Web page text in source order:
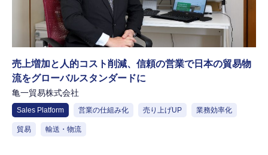
売上増加と人的コスト削減、信頼の営業で日本の貿易物
流をグローバルスタンダードに
亀一貿易株式会社
Sales Platform 営業の仕組み化 売り上げUP 業務効率化
貿易 輸送・物流